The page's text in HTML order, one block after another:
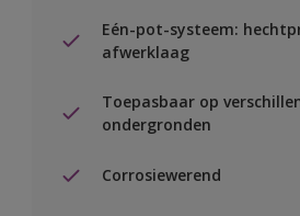
Eén-pot-systeem:
afwerklaag
Toepasbaar op
ondergronden
Corrosiewerend